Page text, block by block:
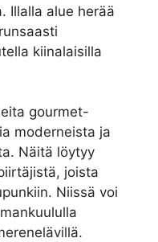
Illalla alue herää
kiinalaisilla
gourmet-
moderneista ja
Näitä löytyy
joista
Niissä voi